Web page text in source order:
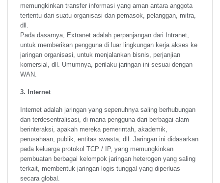
memungkinkan transfer informasi yang aman antara anggota
tertentu dari suatu organisasi dan pemasok, pelanggan, mitra,
dll.
Pada dasarnya, Extranet adalah perpanjangan dari Intranet,
untuk memberikan pengguna di luar lingkungan kerja akses ke
jaringan organisasi, untuk menjalankan bisnis, perjanjian
komersial, dll. Umumnya, perilaku jaringan ini sesuai dengan
WAN.
3. Internet
Internet adalah jaringan yang sepenuhnya saling berhubungan
dan terdesentralisasi, di mana pengguna dari berbagai alam
berinteraksi, apakah mereka pemerintah, akademik,
perusahaan, publik, entitas swasta, dll. Jaringan ini didasarkan
pada keluarga protokol TCP / IP, yang memungkinkan
pembuatan berbagai kelompok jaringan heterogen yang saling
terkait, membentuk jaringan logis tunggal yang diperluas
secara global.